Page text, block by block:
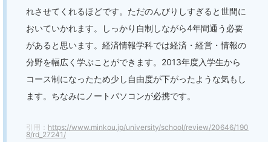
れさせてくれるほどです。ただのんびりしすぎると世間に
おいていかれます。しっかり自制しながら4年間通う必要
があると思います。経済情報学科では経済・経営・情報の
分野を幅広く学ぶことができます。2013年度入学生から
コース制になったため少し自由度が下がったような気もし
ます。ちなみにノートパソコンが必携です。
引用： https://www.minkou.jp/university/school/review/20646/190
8/rd_27241/